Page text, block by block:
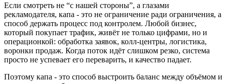
Если смотреть не “с нашей стороны”, а глазами
рекламодателя, капа - это не ограничение ради ограничения, а
способ держать процесс под контролем. Любой бизнес,
который покупает трафик, живёт не только цифрами, но и
операционкой: обработка заявок, колл-центры, логистика,
воронки продаж. Когда поток идёт слишком резко, система
просто не успевает его переварить, и качество падает.
Поэтому капа - это способ выстроить баланс между объёмом и